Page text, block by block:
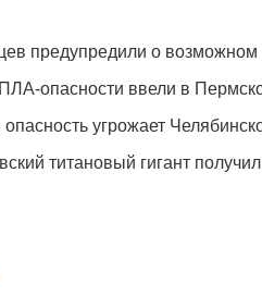
предупредили о
опасности ввели в
опасность угрожает
титановый гигант